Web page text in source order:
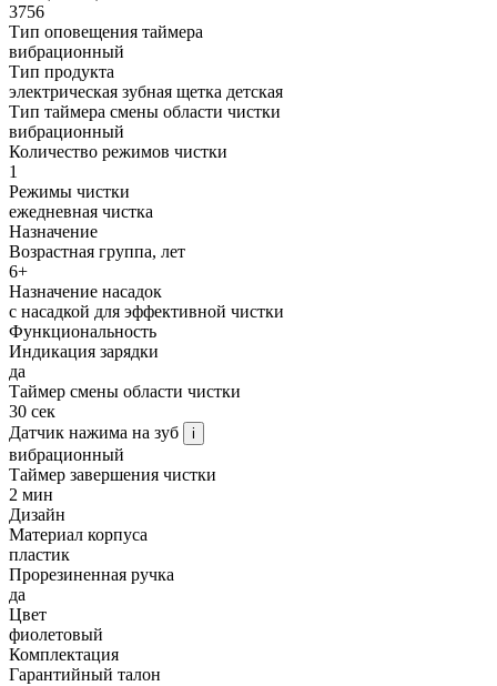
3756
Тип оповещения таймера
вибрационный
Тип продукта
электрическая зубная щетка детская
Тип таймера смены области чистки
вибрационный
Количество режимов чистки
1
Режимы чистки
ежедневная чистка
Назначение
Возрастная группа, лет
6+
Назначение насадок
с насадкой для эффективной чистки
Функциональность
Индикация зарядки
да
Таймер смены области чистки
30 сек
Датчик нажима на зуб
i
вибрационный
Таймер завершения чистки
2 мин
Дизайн
Материал корпуса
пластик
Прорезиненная ручка
да
Цвет
фиолетовый
Комплектация
Гарантийный талон